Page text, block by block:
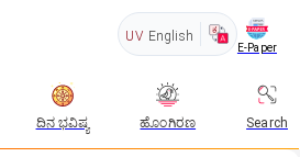
UV English
E-Paper
ದಿನ ಭವಿಷ್ಯ ಹೊಂಗಿರಣ Search